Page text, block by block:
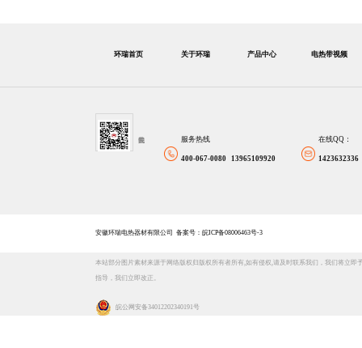
环瑞首页 关于环瑞 产品中心 电热带视频
服务热线
400-067-0080 13965109920
在线QQ：
1423632336
安徽环瑞电热器材有限公司 备案号：皖ICP备08006463号-3
本站部分图片素材来源于网络版权归版权所有者所有,如有侵权,请及时联系我们，我们将立
指导，我们立即改正。
皖公网安备 34012202340191号